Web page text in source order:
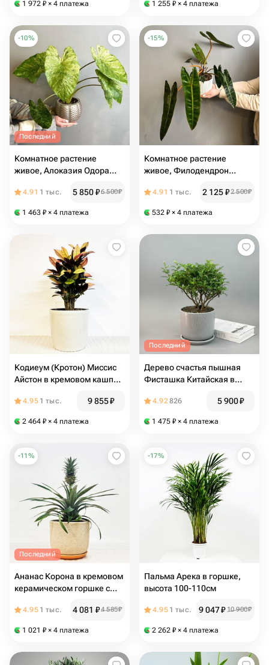
1 972 ₽ × 4 платежа 1 255 ₽ × 4 платежа
-10%
Последний
Комнатное растение
живое, Алоказия Одора
керамическом кашпо, 40
4.91 1 тыс. 5 850₽6 500₽
1 463 ₽ × 4 платежа
-15%
Комнатное растение
живое, Филодендрон
горшке, 30 см
4.91 1 тыс. 2 125₽2 500₽
532 ₽ × 4 платежа
Кодиеум (Кротон) Миссис
Айстон в кремовом кашпо с
65-70 см
4.95 1 тыс. 9 855₽
2 464 ₽ × 4 платежа
Последний
Дерево счастья пышная
Фисташка Китайская в
4.92826 5 900₽
1 475 ₽ × 4 платежа
-11 %
Последний
Ананас Корона в кремовом
керамическом горшке с
4.95 1 тыс. 4 081 ₽4 585₽
1 021 ₽ × 4 платежа
-17%
Пальма Арека в горшке,
высота 100-110см
4.95 1 тыс. 9 047₽ 10 900₽
2 262 ₽ × 4 платежа